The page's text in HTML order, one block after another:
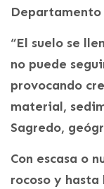
Departamento
“El suelo se
no puede
provocando
material,
Sagredo,
Con escasa o
rocoso y hasta